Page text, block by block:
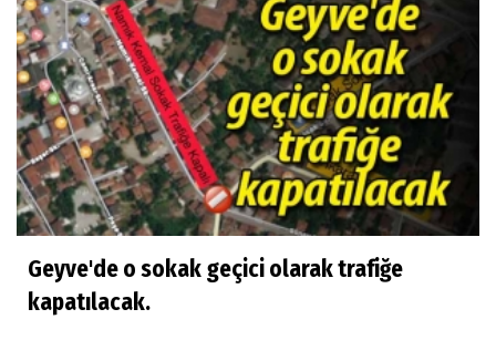
Geyve'de o sokak geçici olarak trafiğe
kapatılacak.